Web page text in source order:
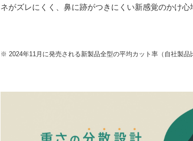
ネがズレにくく、鼻に跡がつきにくい新感覚のかけ心
※ 2024年11月に発売される新製品全型の平均カット率（自社製品